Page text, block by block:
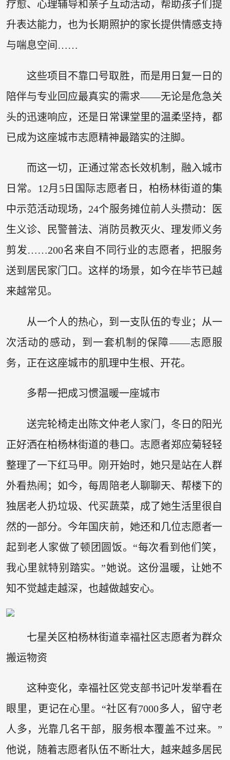
疗愈、心理辅导和亲子互动活动，帮助孩子们提
升表达能力，也为长期照护的家长提供情感支持
与喘息空间……
这些项目不靠口号取胜，而是用日复一日的
陪伴与专业回应最真实的需求——无论是危急关
头的迅速响应，还是日常课堂里的温柔坚持，都
已成为这座城市志愿精神最踏实的注脚。
而这一切，正通过常态长效机制，融入城市
日常。12月5日国际志愿者日，柏杨林街道的集
中示范活动现场，24个服务摊位前人头攒动：医
生义诊、民警普法、消防员教灭火、理发师义务
剪发……200名来自不同行业的志愿者，把服务
送到居民家门口。这样的场景，如今在毕节已越
来越常见。
从一个人的热心，到一支队伍的专业；从一
次活动的感动，到一套机制的保障——志愿服
务，正在这座城市的肌理中生根、开花。
多帮一把成习惯温暖一座城市
送完轮椅走出陈文仲老人家门，冬日的阳光
正好洒在柏杨林街道的巷口。志愿者郑应菊轻轻
整理了一下红马甲。刚开始时，她只是站在人群
外看热闹；如今，每周陪老人聊聊天、帮楼下的
独居老人扔垃圾、代买蔬菜，成了她生活里很自
然的一部分。今年国庆前，她还和几位志愿者一
起到老人家做了顿团圆饭。“每次看到他们笑，
我心里就特别踏实。”她说。这份温暖，让她不
知不觉越走越深，也越做越安心。
七星关区柏杨林街道幸福社区志愿者为群众
搬运物资
这种变化，幸福社区党支部书记叶发举看在
眼里，更记在心里。“社区有7000多人，留守老
人多，光靠几名干部，服务根本覆盖不过来。”
他说，随着志愿者队伍不断壮大，越来越多居民